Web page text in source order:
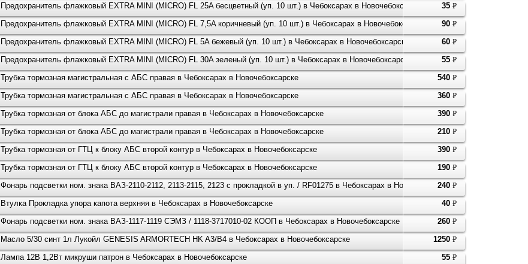
Предохранитель флажковый EXTRA MINI (MICRO) FL 25A бесцветный (уп. 10 шт.) в Чебоксарах в Новочебоксарске 35 PУБ.
Предохранитель флажковый EXTRA MINI (MICRO) FL 7,5A коричневый (уп. 10 шт.) в Чебоксарах в Новочебоксарске 90 PУБ.
Предохранитель флажковый EXTRA MINI (MICRO) FL 5A бежевый (уп. 10 шт.) в Чебоксарах в Новочебоксарске 60 PУБ.
Предохранитель флажковый EXTRA MINI (MICRO) FL 30A зеленый (уп. 10 шт.) в Чебоксарах в Новочебоксарске 55 PУБ.
Трубка тормозная магистральная с АБС правая в Чебоксарах в Новочебоксарске 540 PУБ.
Трубка тормозная магистральная с АБС правая в Чебоксарах в Новочебоксарске 360 PУБ.
Трубка тормозная от блока АБС до магистрали правая в Чебоксарах в Новочебоксарске 390 PУБ.
Трубка тормозная от блока АБС до магистрали правая в Чебоксарах в Новочебоксарске 210 PУБ.
Трубка тормозная от ГТЦ к блоку АБС второй контур в Чебоксарах в Новочебоксарске 390 PУБ.
Трубка тормозная от ГТЦ к блоку АБС второй контур в Чебоксарах в Новочебоксарске 190 PУБ.
Фонарь подсветки ном. знака ВАЗ-2110-2112, 2113-2115, 2123 с прокладкой в уп. / RF01275 в Чебоксарах в Новочебоксарске
240 PУБ.
Втулка Прокладка упора капота верхняя в Чебоксарах в Новочебоксарске 40 PУБ.
Фонарь подсветки ном. знака ВАЗ-1117-1119 СЭМЗ / 1118-3717010-02 КООП в Чебоксарах в Новочебоксарске 260 PУБ.
Масло 5/30 синт 1л Лукойл GENESIS ARMORTECH HK A3/B4 в Чебоксарах в Новочебоксарске 1250 PУБ.
Лампа 12В 1,2Вт микруши патрон в Чебоксарах в Новочебоксарске 55 PУБ.